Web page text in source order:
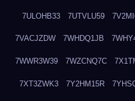
7ULOHB33 7UTVLU59
7VACJZDW 7WHDQ1JB
7WWR3W39 7WZCNQ7C
7XT3ZWK3 7Y2HM15R